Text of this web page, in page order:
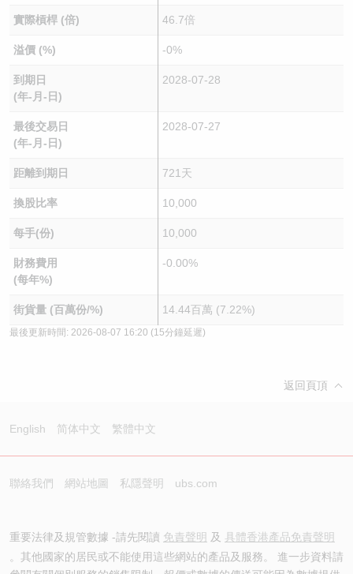
實際槓桿 (倍) 46.7倍
溢價 (%) -0%
到期日
(年-月-日)
2028-07-28
最後交易日
(年-月-日)
2028-07-27
距離到期日 721天
換股比率 10,000
每手(份) 10,000
財務費用
(每年%)
-0.00%
街貨量 (百萬份/%) 14.44百萬 (7.22%)
最後更新時間: 2026-08-07 16:20 (15分鐘延遲)
返回頁頂
English 简体中文 繁體中文
聯絡我們 網站地圖 私隱聲明 ubs.com
重要法律及規管數據 -請先閱讀 免責聲明 及 具體香港產品免責聲明
。其他國家的居民或不能使用這些網站的產品及服務。 進一步資料請